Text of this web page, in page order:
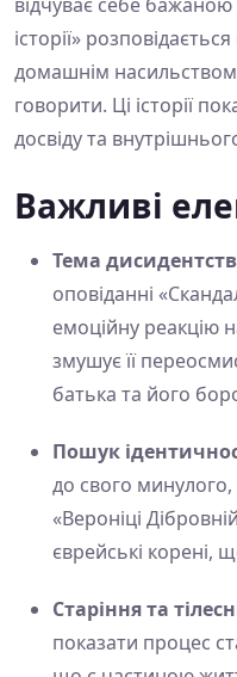
історії»
домашнім
говорити. Ці історії
досвіду та
Важливі
Тема
оповіданні
емоційну реакцію
змушує її
батька та його
Пошук
до свого
«Вероніці
єврейські корені,
Старіння та
показати процес